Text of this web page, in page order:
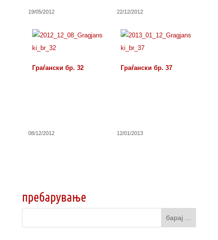
19/05/2012 22/12/2012
Граѓански бр. 32
08/12/2012
Граѓански бр. 37
12/01/2013
пребарување